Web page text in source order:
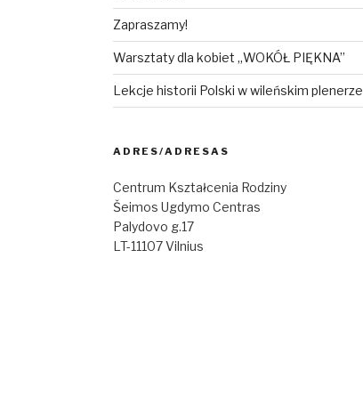
Zapraszamy!
Warsztaty dla kobiet „WOKÓŁ PIĘKNA”
Lekcje historii Polski w wileńskim plenerze
ADRES/ADRESAS
Centrum Kształcenia Rodziny
Šeimos Ugdymo Centras
Palydovo g.17
LT-11107 Vilnius